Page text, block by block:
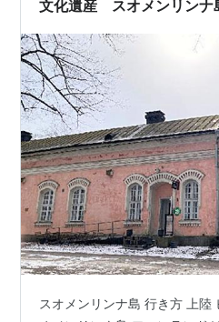
文化遺産 スオメンリンナ
スオメンリンナ島 行き方 上陸